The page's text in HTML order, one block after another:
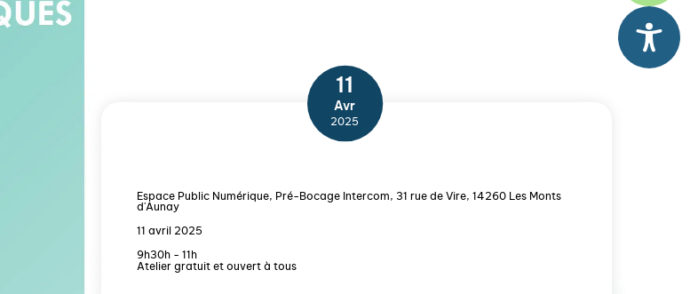
11
Avr
2025
Espace Public Numérique, Pré-Bocage Intercom, 31 rue de Vire, 14260 Les Monts
d'Aunay
11 avril 2025
9h30h - 11h
Atelier gratuit et ouvert à tous